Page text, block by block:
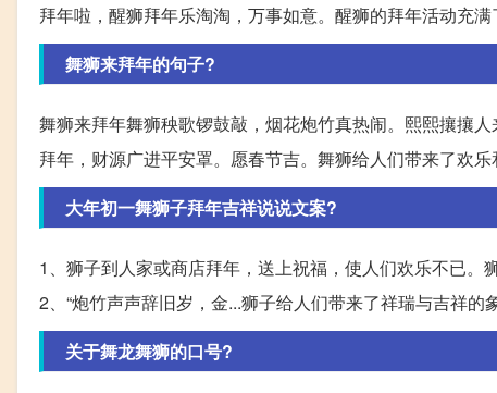
拜年啦，醒狮拜年乐淘淘，万事如意。醒狮的拜年活动充
舞狮来拜年的句子?
舞狮来拜年舞狮秧歌锣鼓敲，烟花炮竹真热闹。熙熙攘攘
拜年，财源广进平安罩。愿春节吉。舞狮给人们带来了欢
大年初一舞狮子拜年吉祥说说文案?
1、狮子到人家或商店拜年，送上祝福，使人们欢乐不已
2、“炮竹声声辞旧岁，金...狮子给人们带来了祥瑞与吉祥
关于舞龙舞狮的口号?